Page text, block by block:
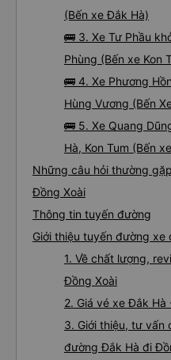
(Bến xe Đắk Hà)
🚌 3. Xe Tư Phầu
Phùng (Bến xe Kon
🚌 4. Xe Phương
Hùng Vương (Bến
🚌 5. Xe Quang
Hà, Kon Tum (Bến
Những câu hỏi thường
Đồng Xoài
Thông tin tuyến đường
Giới thiệu tuyến đường
1. Về chất lượng,
Đồng Xoài
2. Giá vé xe Đắk Hà
3. Giới thiệu, tư vấn
đường Đắk Hà đi